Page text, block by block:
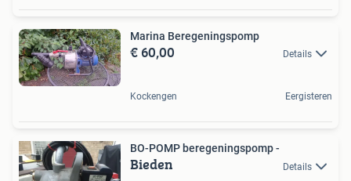
Marina Beregeningspomp
€ 60,00 Details
Kockengen Eergisteren
BO-POMP beregeningspomp -
Bieden Details